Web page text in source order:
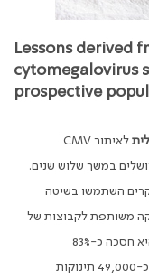
Lessons derived
cytomegalovirus
prospective
לאיתור
במשך שלוש שנים.
השתמשו בשיטה
משותפת לקבוצות של
מספר דגימות. השיטה התגלתה כיעילה במיוחד: היא חסכה כ-83%
מהבדיקות, ועדיין שמרה על רגישות גבוהה. מתוך כ-49,000 תינוקות